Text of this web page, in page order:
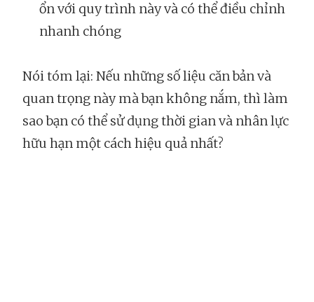
ổn với quy trình này và có thể điều chỉnh
nhanh chóng
Nói tóm lại: Nếu những số liệu căn bản và
quan trọng này mà bạn không nắm, thì làm
sao bạn có thể sử dụng thời gian và nhân lực
hữu hạn một cách hiệu quả nhất?